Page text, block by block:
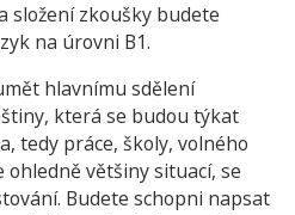
složení zkoušky budete
na úrovni B1.
hlavnímu sdělení
která se budou týkat
tedy práce, školy, volného
ohledně většiny situací, se
Budete schopni napsat